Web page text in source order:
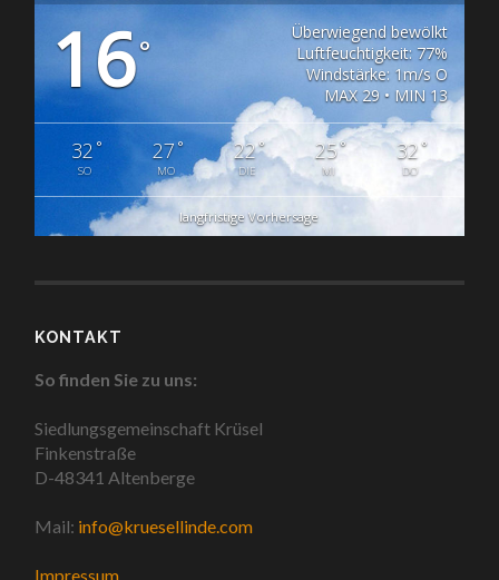
16°
Überwiegend bewölkt
Luftfeuchtigkeit: 77%
Windstärke: 1m/s O
MAX 29 • MIN 13
32 °
SO
27°
MO
22°
DIE
25°
MI
32 °
DO
langfristige Vorhersage
KONTAKT
So finden Sie zu uns:
Siedlungsgemeinschaft Krüsel
Finkenstraße
D-48341 Altenberge
Mail: info@kruesellinde.com
Impressum